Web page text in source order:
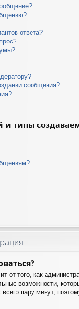
ответа?
сообщения?
типы
от того, как
возможности,
всего пару минут,